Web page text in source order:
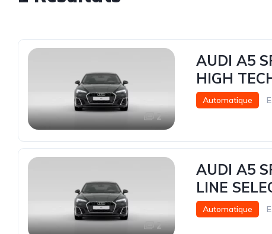
2
AUDI A5
HIGH
Automatique
2
AUDI A5
LINE
Automatique